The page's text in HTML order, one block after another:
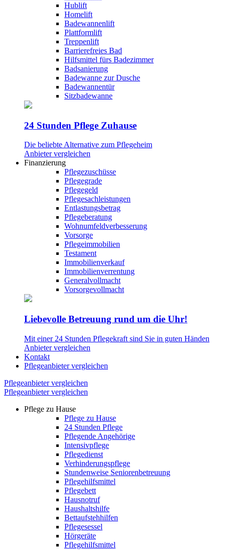
Hublift
Homelift
Badewannenlift
Plattformlift
Treppenlift
Barrierefreies Bad
Hilfsmittel fürs Badezimmer
Badsanierung
Badewanne zur Dusche
Badewannentür
Sitzbadewanne
24 Stunden Pflege Zuhause
Die beliebte Alternative zum Pflegeheim
Anbieter vergleichen
Finanzierung
Pflegezuschüsse
Pflegegrade
Pflegegeld
Pflegesachleistungen
Entlastungsbetrag
Pflegeberatung
Wohnumfeldverbesserung
Vorsorge
Pflegeimmobilien
Testament
Immobilienverkauf
Immobilienverrentung
Generalvollmacht
Vorsorgevollmacht
Liebevolle Betreuung rund um die Uhr!
Mit einer 24 Stunden Pflegekraft sind Sie in guten Händen
Anbieter vergleichen
Kontakt
Pflegeanbieter vergleichen
Pflegeanbieter vergleichen
Pflegeanbieter vergleichen
Pflege zu Hause
Pflege zu Hause
24 Stunden Pflege
Pflegende Angehörige
Intensivpflege
Pflegedienst
Verhinderungspflege
Stundenweise Seniorenbetreuung
Pflegehilfsmittel
Pflegebett
Hausnotruf
Haushaltshilfe
Bettaufstehhilfen
Pflegesessel
Hörgeräte
Pflegehilfsmittel